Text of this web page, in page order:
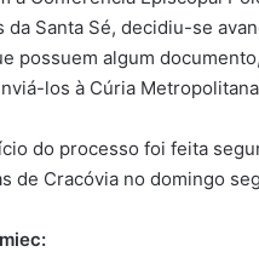
da Santa Sé, decidiu-se
possuem algum
los à Cúria
do processo foi feita
de Cracóvia no domingo